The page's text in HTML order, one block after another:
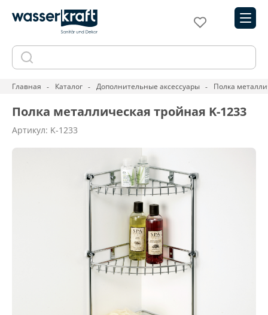
Главная Каталог Дополнительные аксессуары Полка
Полка металлическая тройная K-1233
Артикул: K-1233